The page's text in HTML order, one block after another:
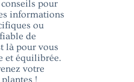
pour
informations
ou
de
là pour vous
et équilibrée.
votre
!